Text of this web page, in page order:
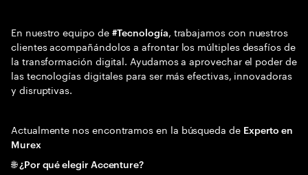
En nuestro equipo de #Tecnología, trabajamos con nuestros
clientes acompañándolos a afrontar los múltiples desafíos de
la transformación digital. Ayudamos a aprovechar el poder de
las tecnologías digitales para ser más efectivas, innovadoras
y disruptivas.
Actualmente nos encontramos en la búsqueda de Experto en
Murex
🌐 ¿Por qué elegir Accenture?